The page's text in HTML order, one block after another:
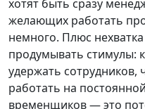
хотят быть сразу
желающих работать
немного. Плюс
продумывать стимулы:
удержать сотрудников,
работать на
временщиков — это